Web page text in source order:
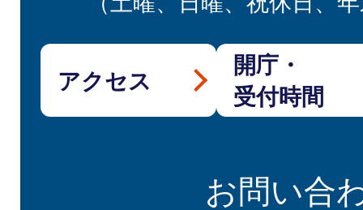
アクセス
開庁・
受付時間
お問い合